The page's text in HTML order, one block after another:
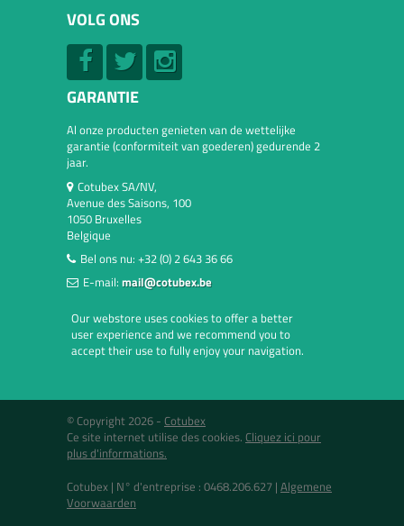
VOLG ONS
GARANTIE
Al onze producten genieten van de wettelijke
garantie (conformiteit van goederen) gedurende 2
jaar.
Cotubex SA/NV,
Avenue des Saisons, 100
1050 Bruxelles
Belgique
Bel ons nu: +32 (0) 2 643 36 66
E-mail: mail@cotubex.be
Our webstore uses cookies to offer a better
user experience and we recommend you to
accept their use to fully enjoy your navigation.
© Copyright 2026 - Cotubex
Ce site internet utilise des cookies. Cliquez ici pour
plus d'informations.
Cotubex | N° d'entreprise : 0468.206.627 | Algemene
Voorwaarden